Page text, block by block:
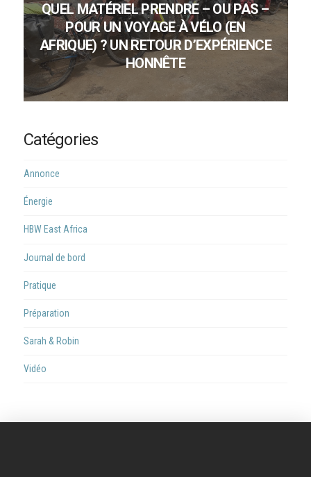
QUEL MATÉRIEL PRENDRE – OU PAS –
POUR UN VOYAGE À VÉLO (EN
AFRIQUE) ? UN RETOUR D’EXPÉRIENCE
HONNÊTE
Catégories
Annonce
Énergie
HBW East Africa
Journal de bord
Pratique
Préparation
Sarah & Robin
Vidéo